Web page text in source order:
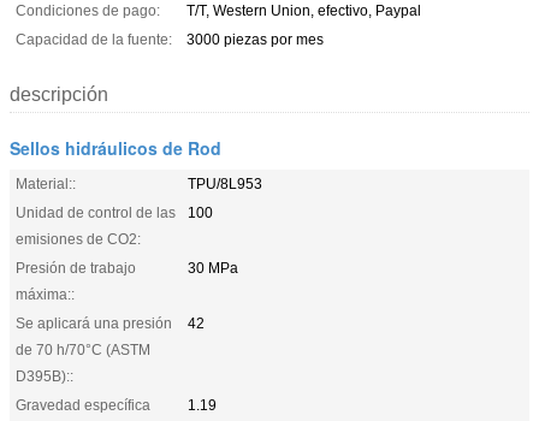
Condiciones de pago:
T/T, Western Union, efectivo, Paypal
Capacidad de la fuente:
3000 piezas por mes
descripción
Sellos hidráulicos de Rod
Material::
TPU/8L953
Unidad de control de las
emisiones de CO2:
100
Presión de trabajo
máxima::
30 MPa
Se aplicará una presión
de 70 h/70°C (ASTM
D395B)::
42
Gravedad específica
1.19